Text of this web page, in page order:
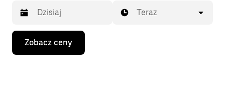
Naciśnij
klawisz
strzałki
Teraz
Zobacz ceny